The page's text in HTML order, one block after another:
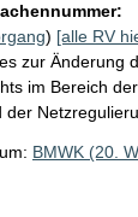
) [alle RV
zur Änderung
im Bereich
der
BMWK (20.